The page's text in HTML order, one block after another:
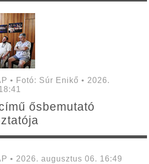
• Fotó: Súr Enikő • 2026.
ősbemutató
• 2026. augusztus 06. 16:49